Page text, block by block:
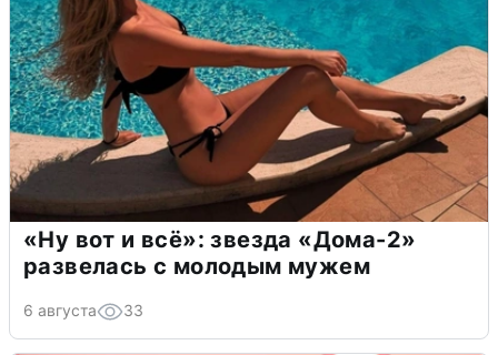
«Ну вот и всё»: звезда «Дома-2»
развелась с молодым мужем
6 августа 33